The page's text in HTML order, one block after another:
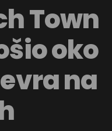
Town
oko
na